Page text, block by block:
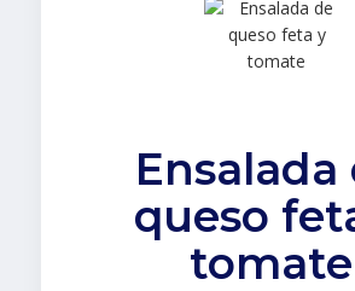
Ensalada
queso
tomate